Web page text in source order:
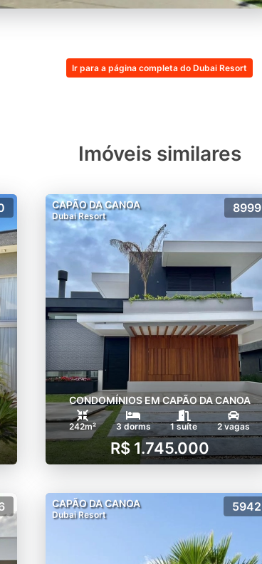
Ir para a página completa do Dubai Resort
Imóveis similares
CAPÃO DA CANOA
Dubai Resort
8999
CONDOMÍNIOS EM CAPÃO DA CANOA
242m² 3 dorms 1 suíte 2 vagas
R$ 1.745.000
CAPÃO DA CANOA
Dubai Resort
5942